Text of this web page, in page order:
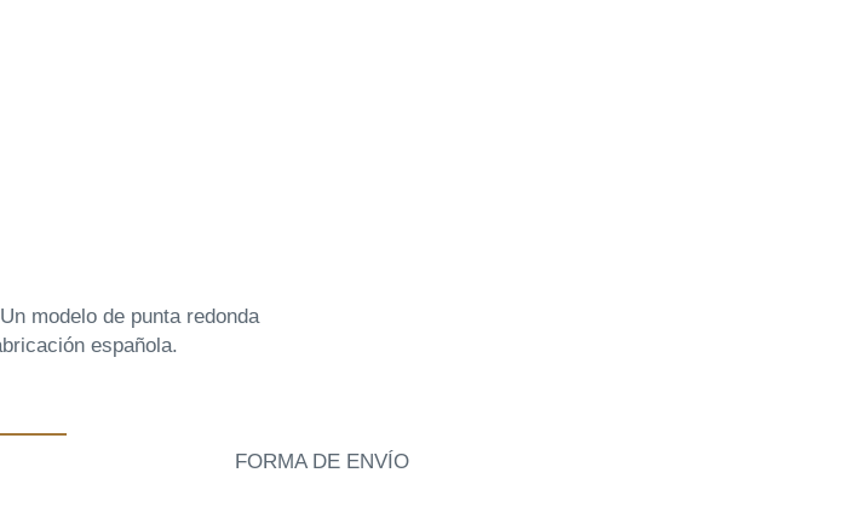
modelo de punta redonda
española.
FORMA DE ENVÍO